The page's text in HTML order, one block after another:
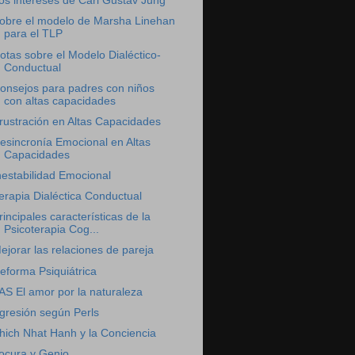
el modelo de Marsha Linehan
para el TLP
sobre el Modelo Dialéctico-
Conductual
para padres con niños
con altas capacidades
en Altas Capacidades
Emocional en Altas
Capacidades
Emocional
Dialéctica Conductual
características de la
Psicoterapia Cog...
las relaciones de pareja
Psiquiátrica
El amor por la naturaleza
según Perls
Nhat Hanh y la Conciencia